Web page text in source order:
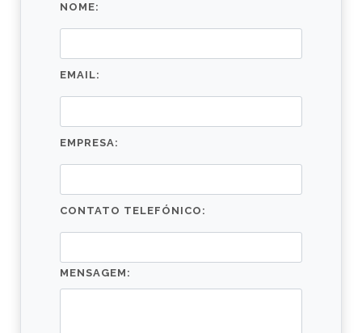
NOME:
EMAIL:
EMPRESA:
CONTATO TELEFÓNICO:
MENSAGEM: